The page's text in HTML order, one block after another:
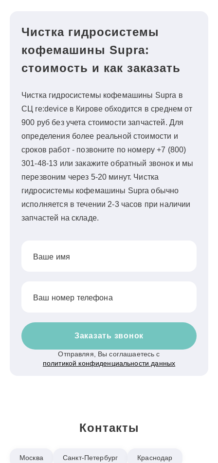
Чистка гидросистемы
кофемашины Supra:
стоимость и как заказать
Чистка гидросистемы кофемашины Supra в
СЦ re:device в Кирове обходится в среднем от
900 руб без учета стоимости запчастей. Для
определения более реальной стоимости и
сроков работ - позвоните по номеру +7 (800)
301-48-13 или закажите обратный звонок и мы
перезвоним через 5-20 минут. Чистка
гидросистемы кофемашины Supra обычно
исполняется в течении 2-3 часов при наличии
запчастей на складе.
Ваше имя
Ваш номер телефона
Заказать звонок
Отправляя, Вы соглашаетесь с
политикой конфиденциальности данных
Контакты
Москва Санкт-Петербург Краснодар